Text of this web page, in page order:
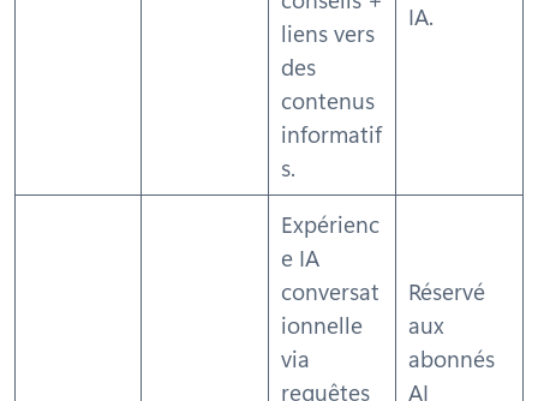
liens vers
des
contenus
informatif
s.
IA.
Expérienc
e IA
conversat
ionnelle
via
requêtes
Réservé
aux
abonnés
AI